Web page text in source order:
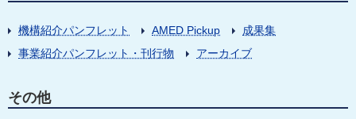
機構紹介パンフレット AMED Pickup
成果集
事業紹介パンフレット・刊行物
アーカイブ
その他